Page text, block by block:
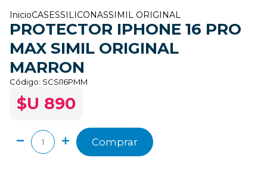
InicioCASESSILICONASSIMIL ORIGINAL
PROTECTOR IPHONE 16 PRO
MAX SIMIL ORIGINAL
MARRON
Código: SCSI16PMM
$U 890
Comprar